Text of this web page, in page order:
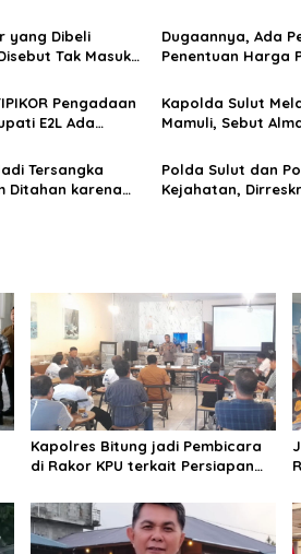
yang Dibeli
Tak Masuk
Dugaannya, Ada
Penentuan Harga
Pengadaan
E2L Ada
Kapolda Sulut
Mamuli, Sebut
Tersangka
Ditahan karena
Polda Sulut dan
Kejahatan,
Kapolres Bitung jadi Pembicara
di Rakor KPU terkait Persiapan